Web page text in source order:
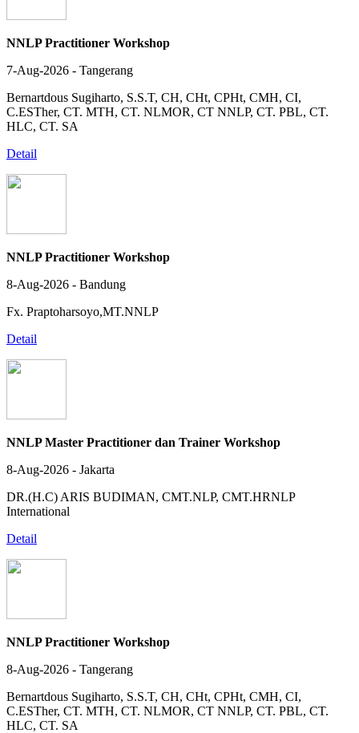
NNLP Practitioner Workshop
7-Aug-2026 - Tangerang
Bernartdous Sugiharto, S.S.T, CH, CHt, CPHt, CMH, CI,
C.ESTher, CT. MTH, CT. NLMOR, CT NNLP, CT. PBL, CT.
HLC, CT. SA
Detail
NNLP Practitioner Workshop
8-Aug-2026 - Bandung
Fx. Praptoharsoyo,MT.NNLP
Detail
NNLP Master Practitioner dan Trainer Workshop
8-Aug-2026 - Jakarta
DR.(H.C) ARIS BUDIMAN, CMT.NLP, CMT.HRNLP
International
Detail
NNLP Practitioner Workshop
8-Aug-2026 - Tangerang
Bernartdous Sugiharto, S.S.T, CH, CHt, CPHt, CMH, CI,
C.ESTher, CT. MTH, CT. NLMOR, CT NNLP, CT. PBL, CT.
HLC, CT. SA